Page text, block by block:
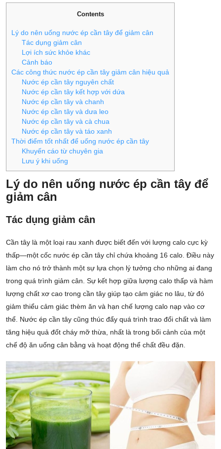
Contents
Lý do nên uống nước ép cần tây để giảm cân
Tác dụng giảm cân
Lợi ích sức khỏe khác
Cảnh báo
Các công thức nước ép cần tây giảm cân hiệu quả
Nước ép cần tây nguyên chất
Nước ép cần tây kết hợp với dứa
Nước ép cần tây và chanh
Nước ép cần tây và dưa leo
Nước ép cần tây và cà chua
Nước ép cần tây và táo xanh
Thời điểm tốt nhất để uống nước ép cần tây
Khuyến cáo từ chuyên gia
Lưu ý khi uống
Lý do nên uống nước ép cần tây để
giảm cân
Tác dụng giảm cân
Cần tây là một loại rau xanh được biết đến với lượng calo cực kỳ
thấp—một cốc nước ép cần tây chỉ chứa khoảng 16 calo. Điều này
làm cho nó trở thành một sự lựa chọn lý tưởng cho những ai đang
trong quá trình giảm cân. Sự kết hợp giữa lượng calo thấp và hàm
lượng chất xơ cao trong cần tây giúp tạo cảm giác no lâu, từ đó
giảm thiểu cảm giác thèm ăn và hạn chế lượng calo nạp vào cơ
thể. Nước ép cần tây cũng thúc đẩy quá trình trao đổi chất và làm
tăng hiệu quả đốt cháy mỡ thừa, nhất là trong bối cảnh của một
chế độ ăn uống cân bằng và hoạt động thể chất đều đặn.